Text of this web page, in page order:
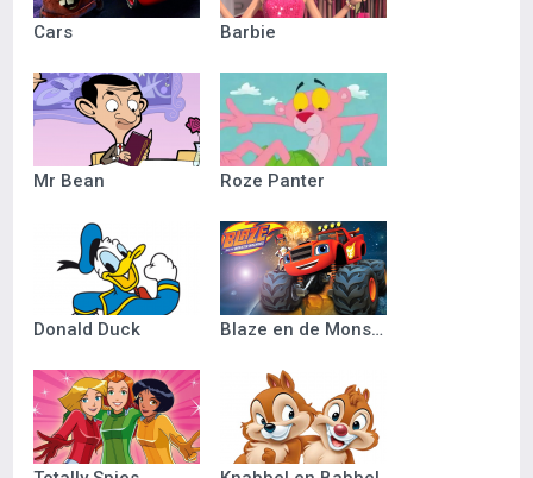
Cars Barbie
Mr Bean Roze Panter
Donald Duck Blaze en de Monsterwielen